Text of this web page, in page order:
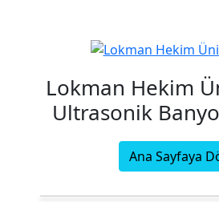
Lokman Hekim
Ultrasonik
Ana Sayfaya